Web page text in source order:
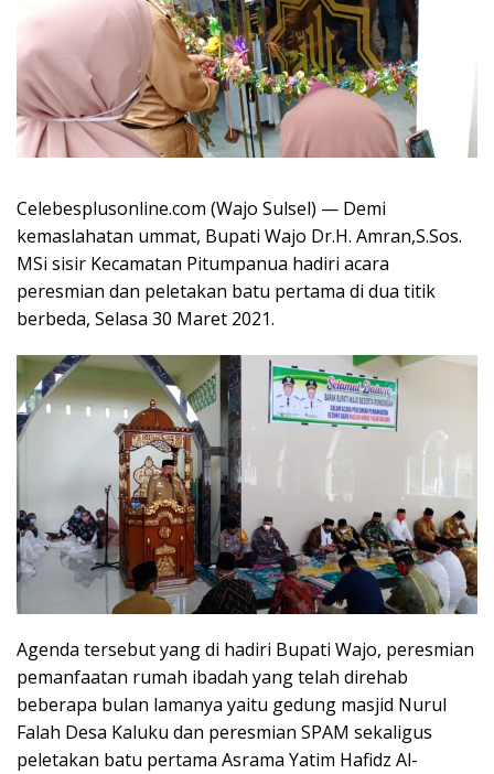
Celebesplusonline.com (Wajo Sulsel) — Demi
kemaslahatan ummat, Bupati Wajo Dr.H. Amran,S.Sos.
MSi sisir Kecamatan Pitumpanua hadiri acara
peresmian dan peletakan batu pertama di dua titik
berbeda, Selasa 30 Maret 2021.
Agenda tersebut yang di hadiri Bupati Wajo, peresmian
pemanfaatan rumah ibadah yang telah direhab
beberapa bulan lamanya yaitu gedung masjid Nurul
Falah Desa Kaluku dan peresmian SPAM sekaligus
peletakan batu pertama Asrama Yatim Hafidz Al-